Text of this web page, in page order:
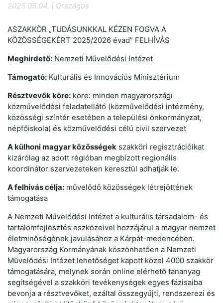
2025.05.04. | Országos
ASZAKKÖR „TUDÁSUNKKAL KÉZEN FOGVA A
KÖZÖSSÉGEKÉRT 2025/2026 évad” FELHÍVÁS
Meghirdető: Nemzeti Művelődési Intézet
Támogató: Kulturális és Innovációs Minisztérium
Résztvevők köre: köre: minden magyarországi
közművelődési feladatellátó (közművelődési intézmény,
közösségi színtér esetében a települési önkormányzat,
népfőiskola) és közművelődési célú civil szervezet
A külhoni magyar közösségek szakköri regisztrációikat
kizárólag az adott régióban megbízott regionális
koordinátor szervezeteken keresztül adhatják le.
A felhívás célja: művelődő közösségek létrejöttének
támogatása
A Nemzeti Művelődési Intézet a kulturális társadalom- és
tartalomfejlesztés eszközeivel hozzájárul a magyar nemzet
életminőségének javulásához a Kárpát-medencében.
Magyarország Kormányának köszönhetően a Nemzeti
Művelődési Intézet lehetőséget kapott közel 4000 szakkör
támogatására, melynek során online elérhető tananyag
segítségével a szakköri tevékenységek egyes fázisaiba
bevonja a résztvevőket, ezáltal összegyűjti, rendszerezi és